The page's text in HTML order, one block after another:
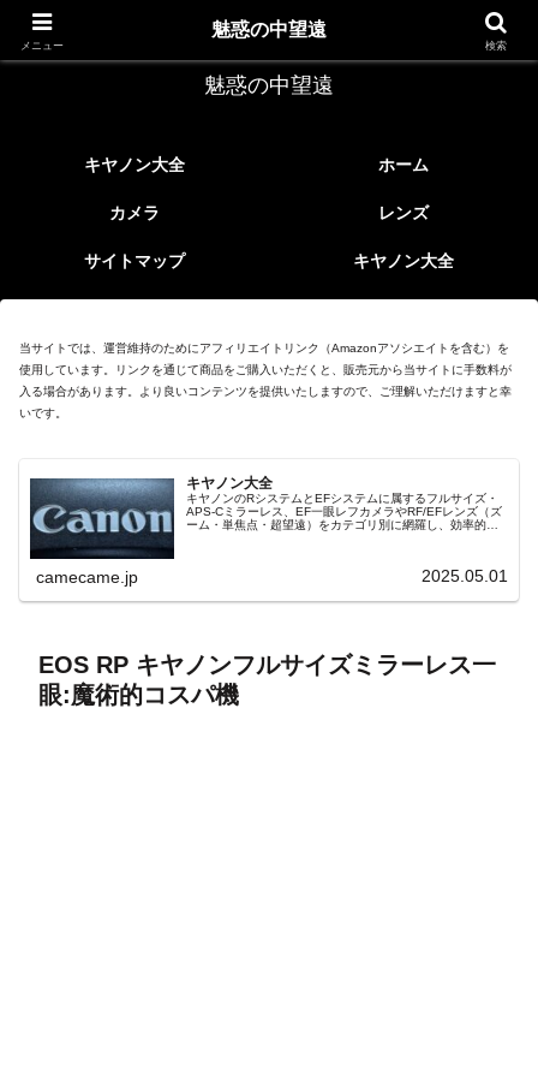
レトロなEFレンズ
魅惑の中望遠
キヤノン大全 ホーム
カメラ レンズ
サイトマップ キヤノン大全
当サイトでは、運営維持のためにアフィリエイトリンク（Amazonアソシエイトを含む）を
使用しています。リンクを通じて商品をご購入いただくと、販売元から当サイトに手数料が
入る場合があります。より良いコンテンツを提供いたしますので、ご理解いただけますと幸
いです。
キヤノン大全
キヤノンのRシステムとEFシステムに属するフルサイズ・
APS-Cミラーレス、EF一眼レフカメラやRF/EFレンズ（ズ
ーム・単焦点・超望遠）をカテゴリ別に網羅し、効率的に
camecame.jp 2025.05.01
EOS RP キヤノンフルサイズミラーレス一
眼:魔術的コスパ機
メニュー
魅惑の中望遠
検索